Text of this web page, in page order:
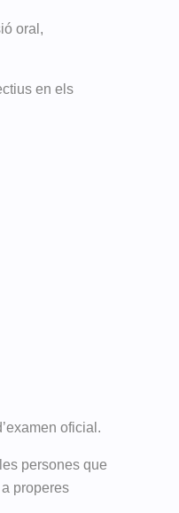
oral,
en els
oficial.
persones que
properes